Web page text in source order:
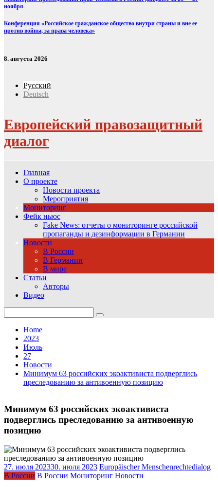
ноября
Конференция «Российское гражданское общество внутри страны и вне ее
против войны, за права человека»
8. августа 2026
Русский
Deutsch
Европейский правозащитный
диалог
Главная
О проекте
Новости проекта
Мероприятия
Мониторинг
Фейк ньюс
Fake News: отчеты о мониторинге российской
пропаганды и дезинформации в Германии
Новости
В России
В Германии
В мире
Статьи
Авторы
Видео
for:
Home
2023
Июль
27
Новости
Минимум 63 российских экоактивиста подверглись
преследованию за антивоенную позицию
Минимум 63 российских экоактивиста
подверглись преследованию за антивоенную
позицию
27. июля 202330. июля 2023 Europäischer Menschenrechtedialog
В России В России Мониторинг Новости